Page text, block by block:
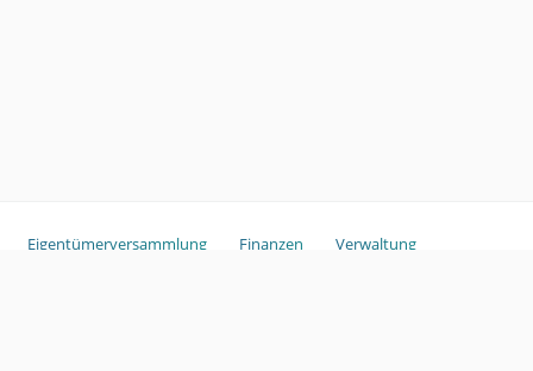
Eigentümerversammlung Finanzen
Verwaltung